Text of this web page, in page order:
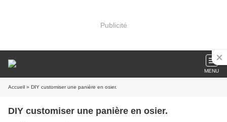
Publicité
MENU
Accueil » DIY customiser une panière en osier.
DIY customiser une panière en osier.